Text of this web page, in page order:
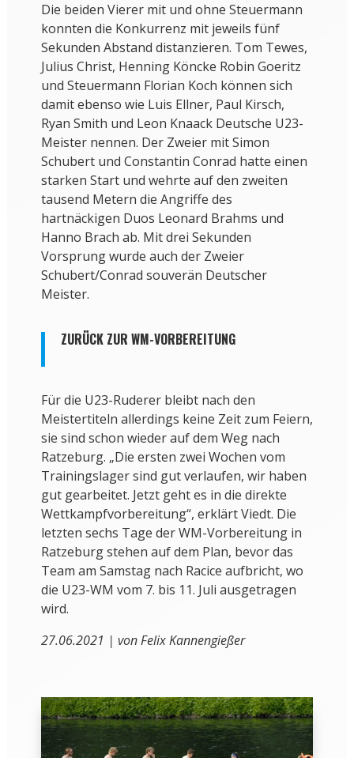
Die beiden Vierer mit und ohne Steuermann
konnten die Konkurrenz mit jeweils fünf
Sekunden Abstand distanzieren. Tom Tewes,
Julius Christ, Henning Köncke Robin Goeritz
und Steuermann Florian Koch können sich
damit ebenso wie Luis Ellner, Paul Kirsch,
Ryan Smith und Leon Knaack Deutsche U23-
Meister nennen. Der Zweier mit Simon
Schubert und Constantin Conrad hatte einen
starken Start und wehrte auf den zweiten
tausend Metern die Angriffe des
hartnäckigen Duos Leonard Brahms und
Hanno Brach ab. Mit drei Sekunden
Vorsprung wurde auch der Zweier
Schubert/Conrad souverän Deutscher
Meister.
ZURÜCK ZUR WM-VORBEREITUNG
Für die U23-Ruderer bleibt nach den
Meistertiteln allerdings keine Zeit zum Feiern,
sie sind schon wieder auf dem Weg nach
Ratzeburg. „Die ersten zwei Wochen vom
Trainingslager sind gut verlaufen, wir haben
gut gearbeitet. Jetzt geht es in die direkte
Wettkampfvorbereitung“, erklärt Viedt. Die
letzten sechs Tage der WM-Vorbereitung in
Ratzeburg stehen auf dem Plan, bevor das
Team am Samstag nach Racice aufbricht, wo
die U23-WM vom 7. bis 11. Juli ausgetragen
wird.
27.06.2021 | von Felix Kannengießer